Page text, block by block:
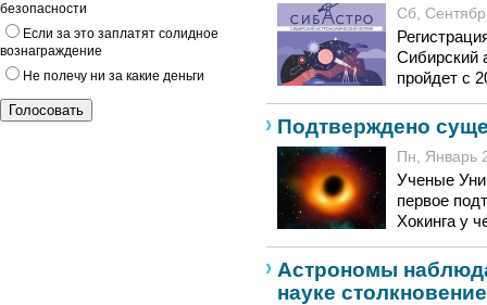
безопасности
Если за это заплатят солидное
вознаграждение
Не полечу ни за какие деньги
Сб,
Сибирский
пройдет с
Подтверждено
Пн, Январь
Ученые
первое
Хокинга у
Астрономы
науке